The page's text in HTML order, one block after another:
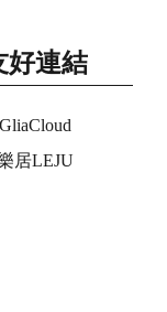
好連結
GliaCloud
居LEJU